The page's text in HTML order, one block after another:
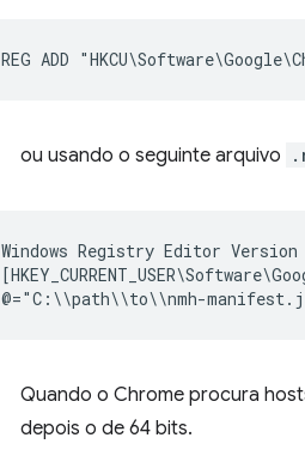
ou usando o seguinte arquivo
Windows Registry Editor Version
Quando o Chrome procura
depois o de 64 bits.